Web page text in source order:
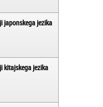
japonskega jezika
kitajskega jezika